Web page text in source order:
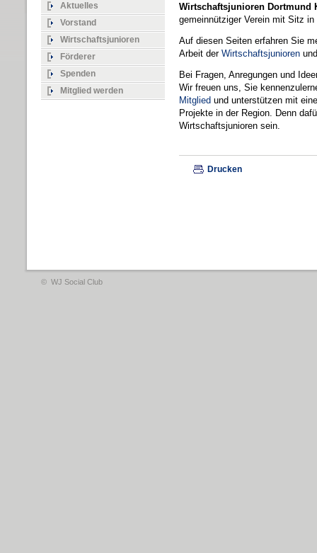
Aktuelles
Vorstand
Wirtschaftsjunioren
Förderer
Spenden
Mitglied werden
Wirtschaftsjunioren Dortmund
gemeinnütziger Verein mit Sitz in
Auf diesen Seiten erfahren Sie
Arbeit der Wirtschaftsjunioren
Bei Fragen, Anregungen und
Wir freuen uns, Sie
Mitglied und unterstützen mit
Projekte in der Region. Denn
Wirtschaftsjunioren sein.
Drucken
© WJ Social Club